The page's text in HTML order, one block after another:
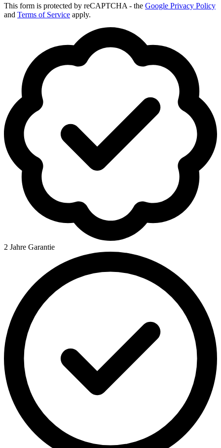
This form is protected by reCAPTCHA - the Google Privacy Policy
and Terms of Service apply.
2 Jahre Garantie